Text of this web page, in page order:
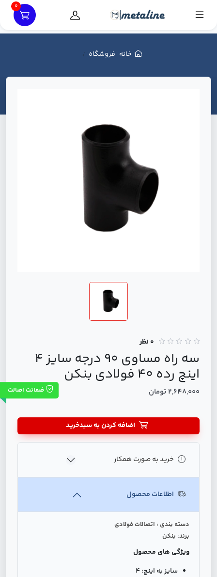
0
خانه فروشگاه
0 نظر
سه راه مساوی 90 درجه سایز 4
اینچ رده 40 فولادی بنکن
2,648,000 تومان ضمانت اصالت
اضافه کردن به سبدخرید
خرید به صورت همکار
اطلاعات محصول
دسته بندی : اتصالات فولادی
برند: بنکن
ویژگی های محصول
سایز به اینچ:4